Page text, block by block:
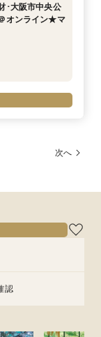
･大阪市中央公
オンライン★マ
次へ
認